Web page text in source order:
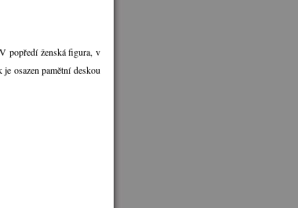
popředí ženská figura, v
osazen pamětní deskou